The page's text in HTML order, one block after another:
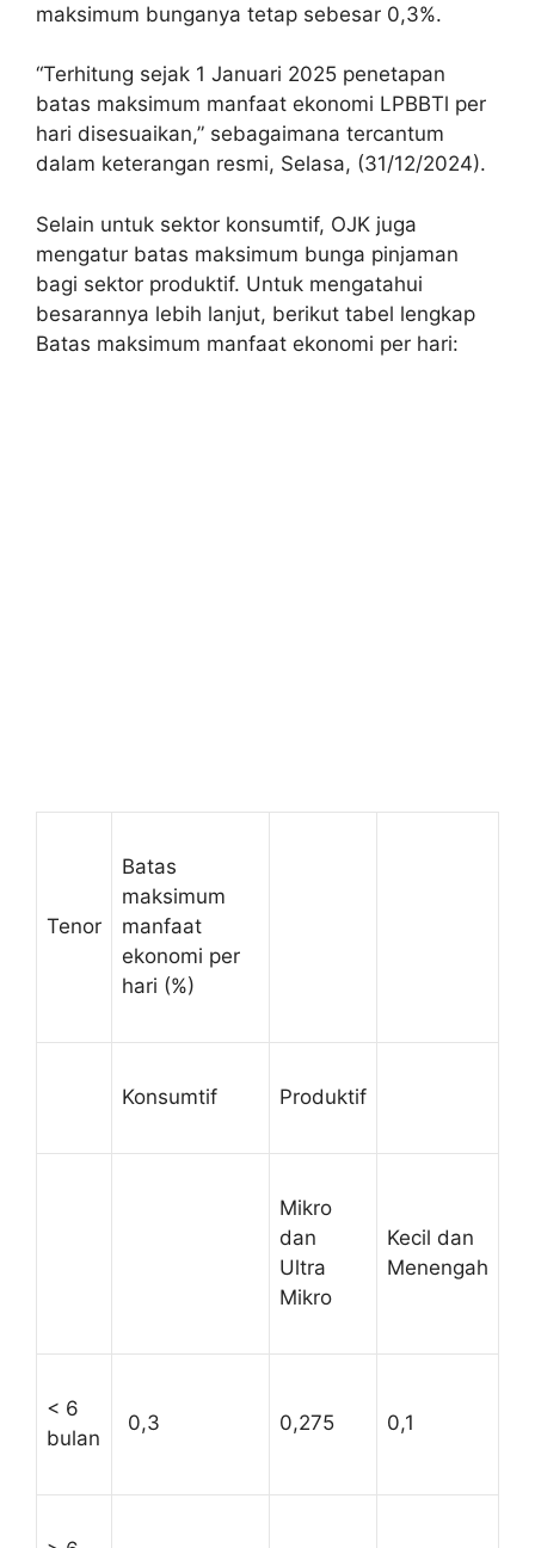
maksimum bunganya tetap sebesar 0,3%.
“Terhitung sejak 1 Januari 2025 penetapan
batas maksimum manfaat ekonomi LPBBTl per
hari disesuaikan,” sebagaimana tercantum
dalam keterangan resmi, Selasa, (31/12/2024).
Selain untuk sektor konsumtif, OJK juga
mengatur batas maksimum bunga pinjaman
bagi sektor produktif. Untuk mengatahui
besarannya lebih lanjut, berikut tabel lengkap
Batas maksimum manfaat ekonomi per hari:
Tenor
Batas
maksimum
manfaat
ekonomi per
hari (%)
Konsumtif Produktif
Mikro
dan
Ultra
Mikro
Kecil dan
Menengah
< 6
bulan
0,3 0,275 0,1